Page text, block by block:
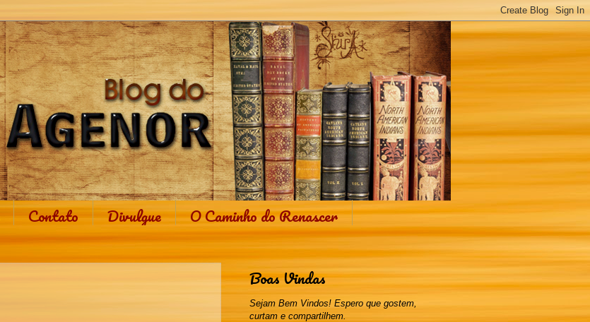
Contato Divulgue O Caminho do Renascer
Boas Vindas
Sejam Bem Vindos! Espero que gostem,
curtam e compartilhem.